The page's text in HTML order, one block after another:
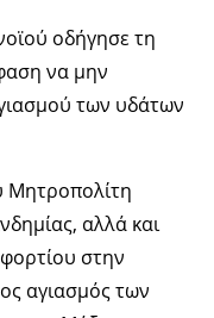
οδήγησε τη
να μην
των υδάτων
Μητροπολίτη
αλλά και
στην
αγιασμός των